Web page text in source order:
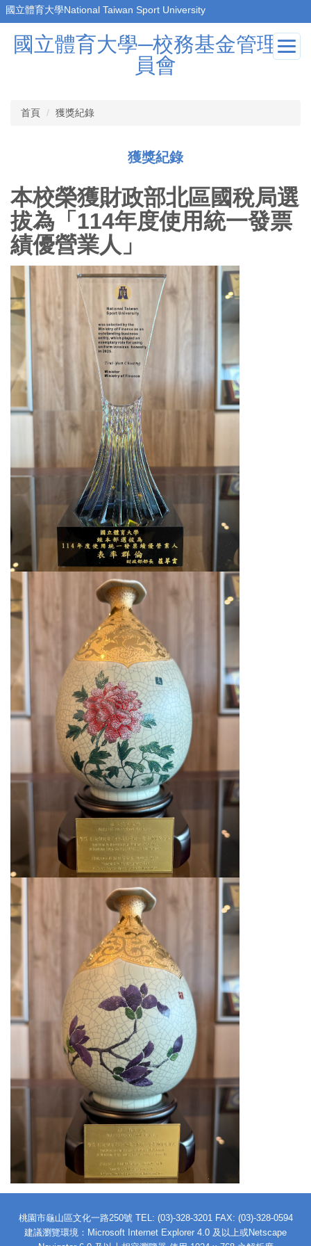
跳
到
主
要國立體育大學─校務基金管理委
員會
首頁 獲獎紀錄
獲獎紀錄
本校榮獲財政部北區國稅局選
拔為「114年度使用統一發票
績優營業人」
桃園市龜山區文化一路250號 TEL: (03)-328-3201 FAX: (03)-328-0594
建議瀏覽環境：Microsoft Internet Explorer 4.0 及以上或Netscape